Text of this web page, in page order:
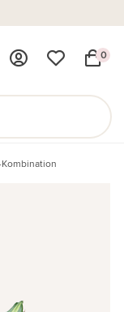
0
Kombination